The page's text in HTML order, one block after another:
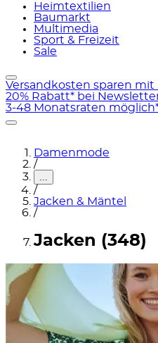
Heimtextilien
Baumarkt
Multimedia
Sport & Freizeit
Sale
Versandkosten sparen mit
20% Rabatt* bei
3-48 Monatsraten
Damenmode
/
...
/
Jacken & Mäntel
/
Jacken (348)